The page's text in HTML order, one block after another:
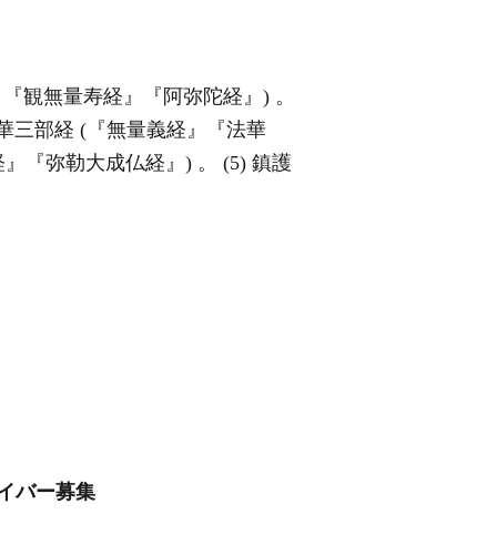
観無量寿経』『阿弥陀経』) 。
三部経 (『無量義経』『法華
『弥勒大成仏経』) 。 (5) 鎮護
バー募集